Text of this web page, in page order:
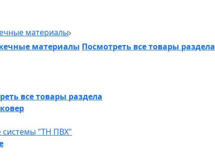
материалы
материалы Посмотреть все товары раздела
все товары раздела
системы "ТН ПВХ"